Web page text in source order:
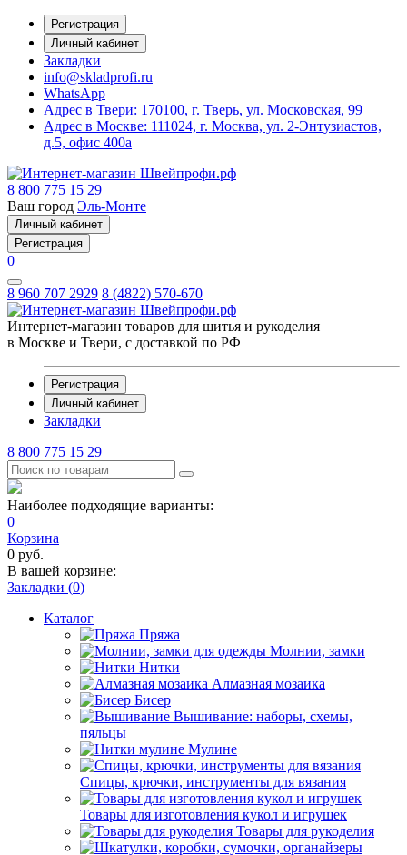
Регистрация
Личный кабинет
Закладки
info@skladprofi.ru
WhatsApp
Адрес в Твери: 170100, г. Тверь, ул. Московская, 99
Адрес в Москве: 111024, г. Москва, ул. 2-Энтузиастов,
д.5, офис 400а
8 800 775 15 29
Ваш город Эль-Монте
Личный кабинет
Регистрация
0
8 960 707 2929 8 (4822) 570-670
Интернет-магазин товаров для шитья и рукоделия
в Москве и Твери, с доставкой по РФ
Регистрация
Личный кабинет
Закладки
8 800 775 15 29
Наиболее подходящие варианты:
0
Корзина
0 руб.
В вашей корзине:
Закладки (0)
Каталог
Пряжа
Молнии, замки
Нитки
Алмазная мозаика
Бисер
Вышивание: наборы, схемы,
пяльцы
Мулине
Спицы, крючки, инструменты для вязания
Товары для изготовления кукол и игрушек
Товары для рукоделия